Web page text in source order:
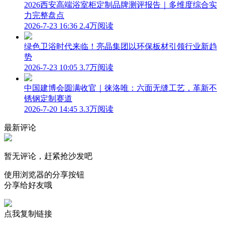
2026西安高端浴室柜定制品牌测评报告｜多维度综合实
力完整盘点
2026-7-23 16:36 2.4万阅读
绿色卫浴时代来临！亮晶集团以环保板材引领行业新趋
势
2026-7-23 10:05 3.7万阅读
中国建博会圆满收官｜徕洛唯：六面无缝工艺，革新不
锈钢定制赛道
2026-7-20 14:45 3.3万阅读
最新评论
暂无评论，赶紧抢沙发吧
使用浏览器的分享按钮
分享给好友哦
点我复制链接